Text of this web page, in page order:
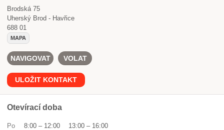
Brodská 75
Uherský Brod - Havřice
688 01
MAPA
NAVIGOVAT VOLAT
ULOŽIT KONTAKT
Otevírací doba
Po 8:00 – 12:00 13:00 – 16:00